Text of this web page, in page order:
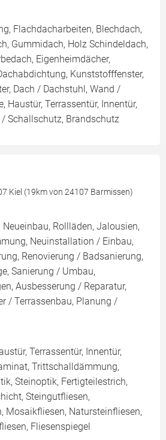
Flachdacharbeiten, Blechdach,
Gummidach, Holz Schindeldach,
Eigenheimdächer,
Kunststofffenster,
Dach / Dachstuhl, Wand /
Haustür, Terrassentür, Innentür,
Schallschutz, Brandschutz
Kiel (19km von 24107 Barmissen)
Neueinbau, Rollläden, Jalousien,
Neuinstallation / Einbau,
Renovierung / Badsanierung,
Sanierung / Umbau,
Ausbesserung / Reparatur,
/ Terrassenbau, Planung /
Terrassentür, Innentür,
Trittschalldämmung,
Steinoptik, Fertigteilestrich,
Steingutfliesen,
Mosaikfliesen, Natursteinfliesen,
Fliesenspiegel